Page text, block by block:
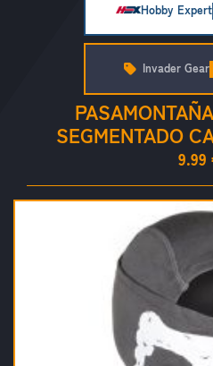
Hobby Expert
SEGMENTADO
9.99
Invader Gear